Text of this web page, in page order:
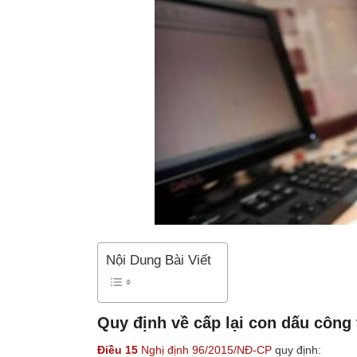
Nội Dung Bài Viết
Quy định về cấp lại con dấu công
Điều 15 Nghị định 96/2015/NĐ-CP quy định: